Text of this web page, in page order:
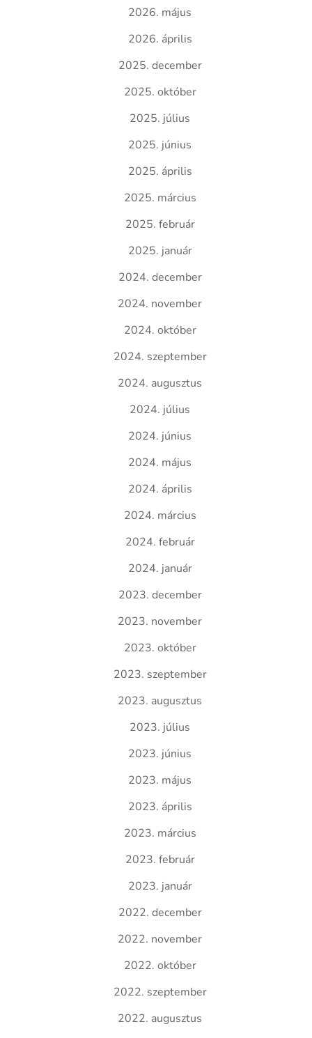
2026. május
2026. április
2025. december
2025. október
2025. július
2025. június
2025. április
2025. március
2025. február
2025. január
2024. december
2024. november
2024. október
2024. szeptember
2024. augusztus
2024. július
2024. június
2024. május
2024. április
2024. március
2024. február
2024. január
2023. december
2023. november
2023. október
2023. szeptember
2023. augusztus
2023. július
2023. június
2023. május
2023. április
2023. március
2023. február
2023. január
2022. december
2022. november
2022. október
2022. szeptember
2022. augusztus